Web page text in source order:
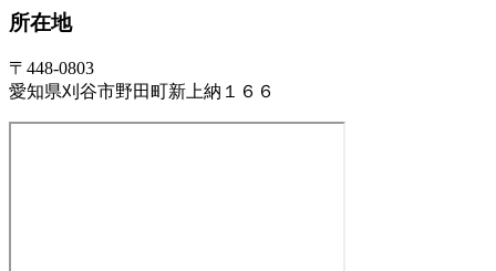
所在地
〒448-0803
愛知県刈谷市野田町新上納１６６